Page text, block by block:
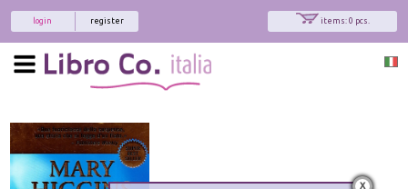
items: 0 pcs.
register
login
x